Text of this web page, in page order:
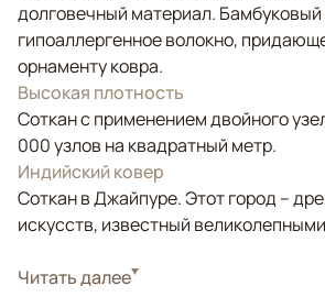
долговечный материал. Бамбуковый
гипоаллергенное волокно,
орнаменту ковра.
Высокая плотность
Соткан с применением двойного
000 узлов на квадратный метр.
Индийский ковер
Соткан в Джайпуре. Этот город –
искусств, известный
СтильСовременные
Читать далее